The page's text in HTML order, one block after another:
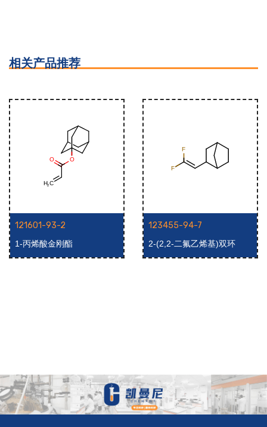
相关产品推荐
121601-93-2
1-丙烯酸金刚酯
123455-94-7
2-(2,2-二氟乙烯基)双环
[2.2.1]庚烷